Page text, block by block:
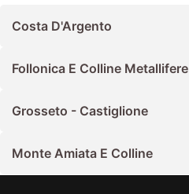
Costa D'Argento
Follonica E Colline Metallifere
Grosseto - Castiglione
Monte Amiata E Colline